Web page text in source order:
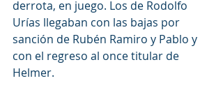
derrota, en juego. Los de Rodolfo
Urías llegaban con las bajas por
sanción de Rubén Ramiro y Pablo y
con el regreso al once titular de
Helmer.